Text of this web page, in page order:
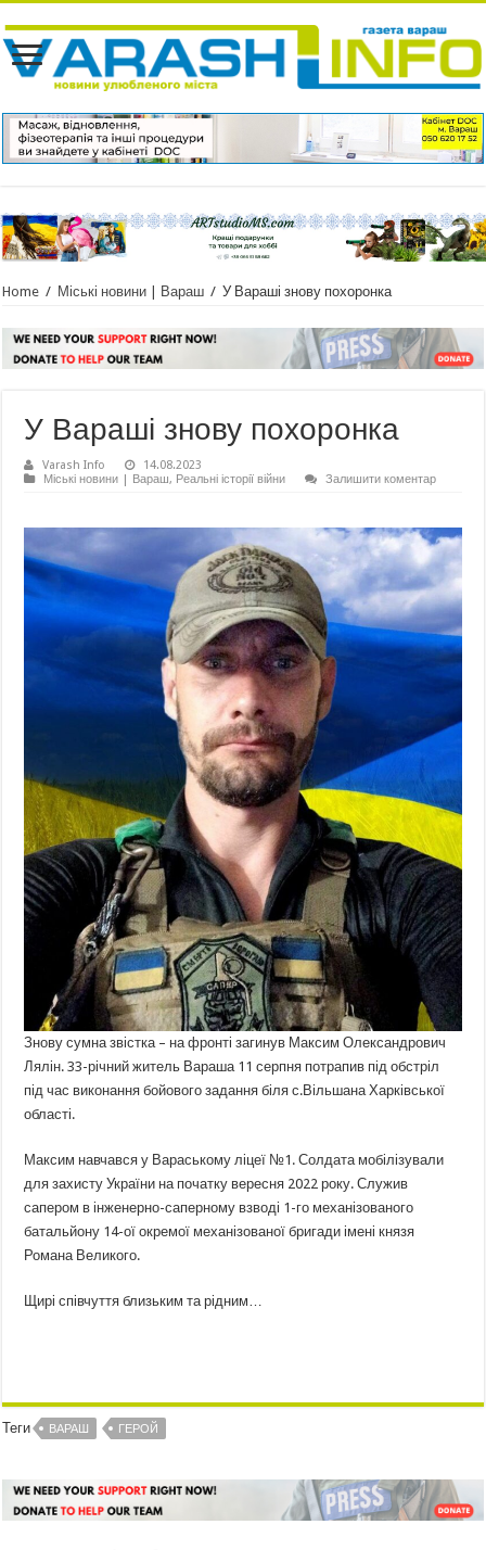
Home / Міські новини | Вараш / У Вараші знову похоронка
У Вараші знову похоронка
Varash Info
14.08.2023
Міські новини | Вараш, Реальні історії війни Залишити коментар
Знову сумна звістка – на фронті загинув Максим Олександрович
Лялін. 33-річний житель Вараша 11 серпня потрапив під обстріл
під час виконання бойового задання біля с.Вільшана Харківської
області.
Максим навчався у Вараському ліцеї №1. Солдата мобілізували
для захисту України на початку вересня 2022 року. Служив
сапером в інженерно-саперному взводі 1-го механізованого
батальйону 14-ої окремої механізованої бригади імені князя
Романа Великого.
Щирі співчуття близьким та рідним…
Теги ВАРАШ ГЕРОЙ